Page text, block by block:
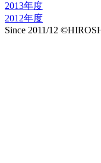
2013年度
2012年度
Since 2011/12